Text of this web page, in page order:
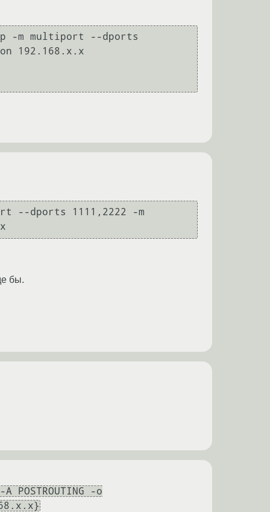
-m multiport --dports
192.168.x.x
--dports 1111,2222 -m
бы.
-o